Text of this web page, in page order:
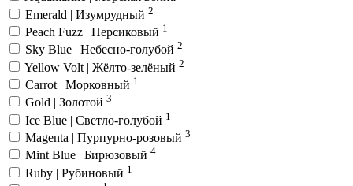
Emerald | Изумрудный 2
Peach Fuzz | Персиковый 1
Sky Blue | Небесно-голубой 2
Yellow Volt | Жёлто-зелёный 2
Carrot | Морковный 1
Gold | Золотой 3
Ice Blue | Светло-голубой 1
Magenta | Пурпурно-розовый 3
Mint Blue | Бирюзовый 4
Ruby | Рубиновый 1